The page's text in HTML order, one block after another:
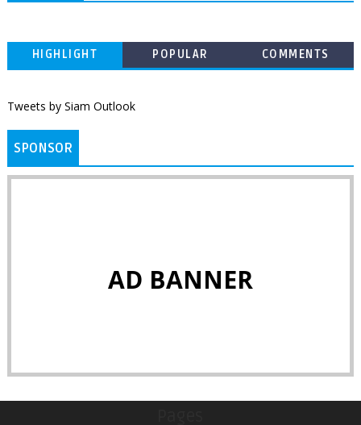
HIGHLIGHT POPULAR COMMENTS
Tweets by Siam Outlook
SPONSOR
AD BANNER